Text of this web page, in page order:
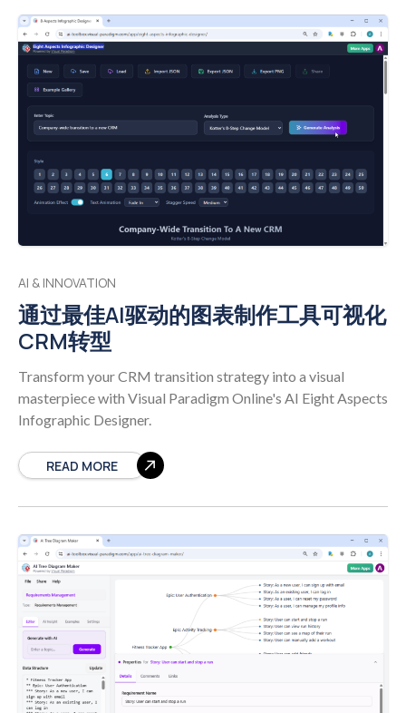
件中断的区域。 扩展区域处理集合的重复或并发处理。 令
牌:
AI & INNOVATION
通过最佳AI驱动的图表制作工具可视化
CRM转型
Transform your CRM transition strategy into a visual
masterpiece with Visual Paradigm Online's AI Eight Aspects
Infographic Designer.
READ MORE